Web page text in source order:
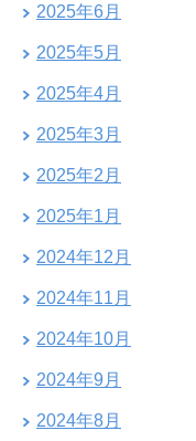
2025年6月
2025年5月
2025年4月
2025年3月
2025年2月
2025年1月
2024年12月
2024年11月
2024年10月
2024年9月
2024年8月